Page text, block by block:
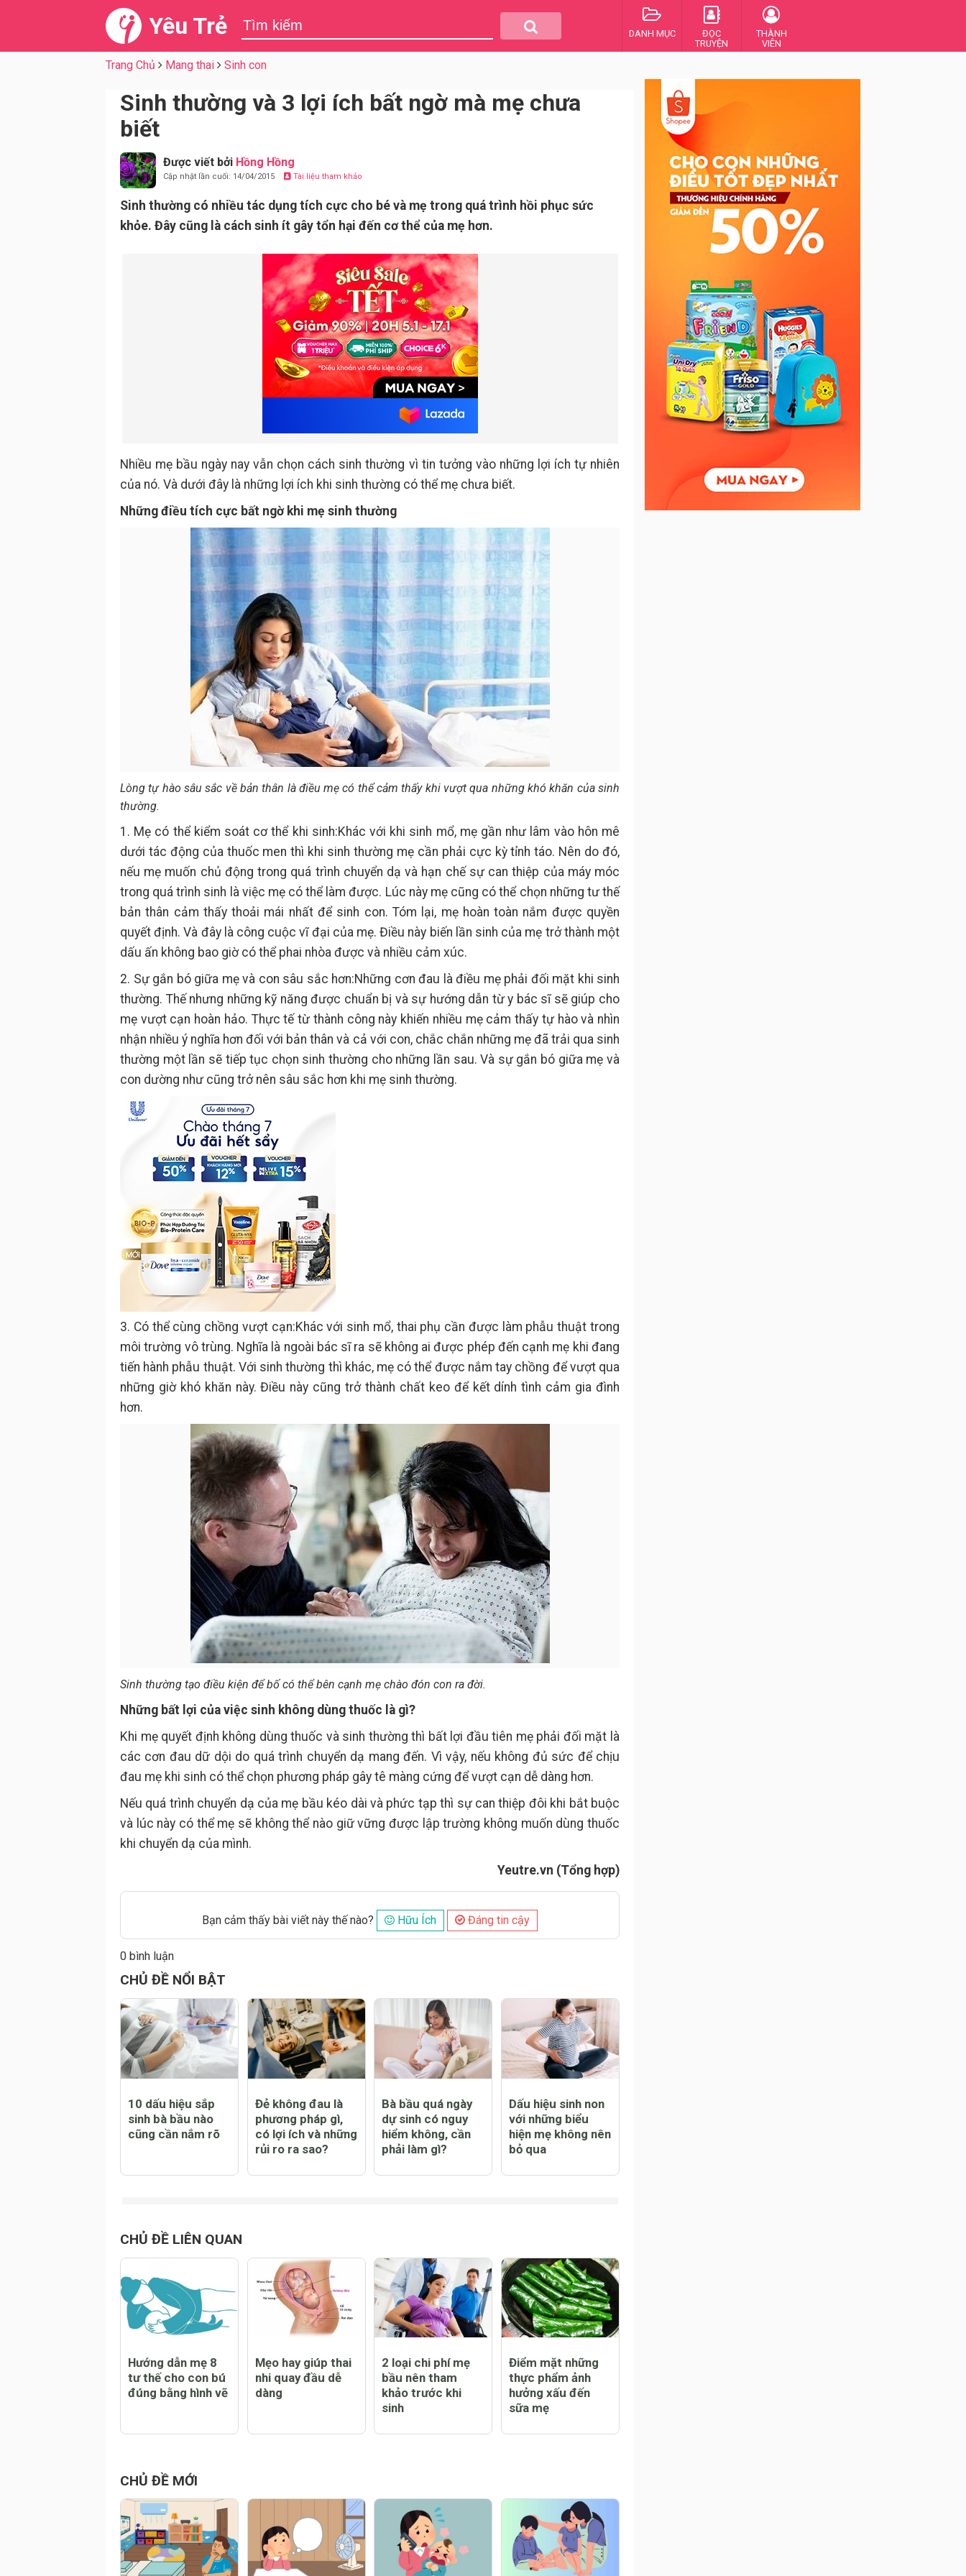
Yêu Trẻ DANH MỤC
ĐỌC
TRUYỆN
THÀNH
VIÊN
Trang Chủ Mang thai Sinh con
Sinh thường và 3 lợi ích bất ngờ mà mẹ chưa
biết
Được viết bởi Hồng Hồng
Cập nhật lần cuối: 14/04/2015 Tài liệu tham khảo
Sinh thường có nhiều tác dụng tích cực cho bé và mẹ trong quá trình hồi phục sức
khỏe. Đây cũng là cách sinh ít gây tổn hại đến cơ thể của mẹ hơn.
Nhiều mẹ bầu ngày nay vẫn chọn cách sinh thường vì tin tưởng vào những lợi ích tự nhiên
của nó. Và dưới đây là những lợi ích khi sinh thường có thể mẹ chưa biết.
Những điều tích cực bất ngờ khi mẹ sinh thường
Lòng tự hào sâu sắc về bản thân là điều mẹ có thể cảm thấy khi vượt qua những khó khăn của sinh
thường.
1. Mẹ có thể kiểm soát cơ thể khi sinh:Khác với khi sinh mổ, mẹ gần như lâm vào hôn mê
dưới tác động của thuốc men thì khi sinh thường mẹ cần phải cực kỳ tỉnh táo. Nên do đó,
nếu mẹ muốn chủ động trong quá trình chuyển dạ và hạn chế sự can thiệp của máy móc
trong quá trình sinh là việc mẹ có thể làm được. Lúc này mẹ cũng có thể chọn những tư thế
bản thân cảm thấy thoải mái nhất để sinh con. Tóm lại, mẹ hoàn toàn nắm được quyền
quyết định. Và đây là công cuộc vĩ đại của mẹ. Điều này biến lần sinh của mẹ trở thành một
dấu ấn không bao giờ có thể phai nhòa được và nhiều cảm xúc.
2. Sự gắn bó giữa mẹ và con sâu sắc hơn:Những cơn đau là điều mẹ phải đối mặt khi sinh
thường. Thế nhưng những kỹ năng được chuẩn bị và sự hướng dẫn từ y bác sĩ sẽ giúp cho
mẹ vượt cạn hoàn hảo. Thực tế từ thành công này khiến nhiều mẹ cảm thấy tự hào và nhìn
nhận nhiều ý nghĩa hơn đối với bản thân và cả với con, chắc chắn những mẹ đã trải qua sinh
thường một lần sẽ tiếp tục chọn sinh thường cho những lần sau. Và sự gắn bó giữa mẹ và
con dường như cũng trở nên sâu sắc hơn khi mẹ sinh thường.
3. Có thể cùng chồng vượt cạn:Khác với sinh mổ, thai phụ cần được làm phẫu thuật trong
môi trường vô trùng. Nghĩa là ngoài bác sĩ ra sẽ không ai được phép đến cạnh mẹ khi đang
tiến hành phẫu thuật. Với sinh thường thì khác, mẹ có thể được nắm tay chồng để vượt qua
những giờ khó khăn này. Điều này cũng trở thành chất keo để kết dính tình cảm gia đình
hơn.
Sinh thường tạo điều kiện để bố có thể bên cạnh mẹ chào đón con ra đời.
Những bất lợi của việc sinh không dùng thuốc là gì?
Khi mẹ quyết định không dùng thuốc và sinh thường thì bất lợi đầu tiên mẹ phải đối mặt là
các cơn đau dữ dội do quá trình chuyển dạ mang đến. Vì vậy, nếu không đủ sức để chịu
đau mẹ khi sinh có thể chọn phương pháp gây tê màng cứng để vượt cạn dễ dàng hơn.
Nếu quá trình chuyển dạ của mẹ bầu kéo dài và phức tạp thì sự can thiệp đôi khi bắt buộc
và lúc này có thể mẹ sẽ không thể nào giữ vững được lập trường không muốn dùng thuốc
khi chuyển dạ của mình.
Yeutre.vn (Tổng hợp)
Bạn cảm thấy bài viết này thế nào? Hữu Ích Đáng tin cậy
0 bình luận
Đăng
cũng cần nắm rõ
rủi ro ra sao?
phải làm gì?
bỏ qua
Hướng dẫn mẹ 8
tư thế cho con bú
đúng bằng hình vẽ
dàng
khảo trước khi
sinh
hưởng xấu đến
sữa mẹ